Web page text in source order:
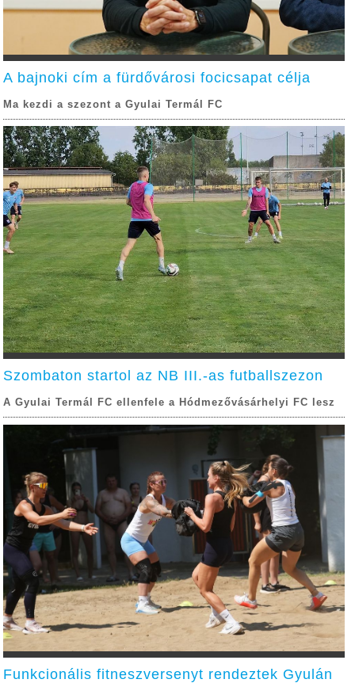
A bajnoki cím a fürdővárosi focicsapat célja
Ma kezdi a szezont a Gyulai Termál FC
Szombaton startol az NB III.-as futballszezon
A Gyulai Termál FC ellenfele a Hódmezővásárhelyi FC lesz
Funkcionális fitneszversenyt rendeztek Gyulán